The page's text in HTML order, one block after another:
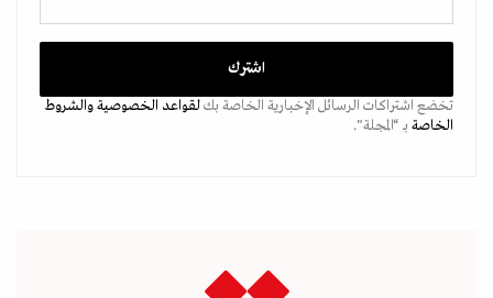
تخضع اشتراكات الرسائل الإخبارية الخاصة بكلقواعد الخصوصيةوالشروط
الخاصة بـ “المجلة".